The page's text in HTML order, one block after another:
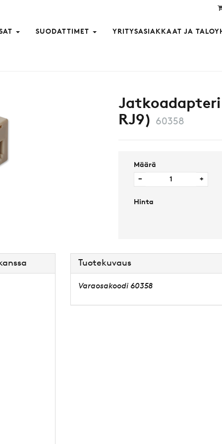
SUODATTIMET YRITYSASIAKKAAT JA
RJ9)
60358
Määrä
− +
Hinta
Tuotekuvaus
Varaosakoodi 60358